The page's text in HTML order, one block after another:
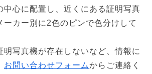
中心に配置し、近くにある証明写真
ーカー別に2色のピンで色分けして
明写真機が存在しないなど、情報に
お問い合わせフォームからご連絡く